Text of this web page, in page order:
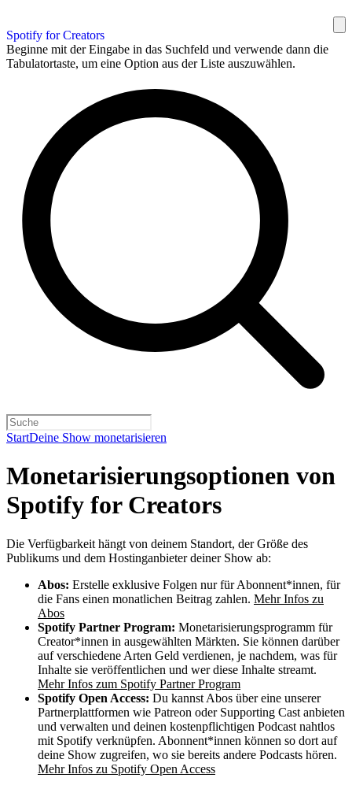
Spotify for Creators
Beginne mit der Eingabe in das Suchfeld und verwende dann die
Tabulatortaste, um eine Option aus der Liste auszuwählen.
StartDeine Show monetarisieren
Monetarisierungsoptionen von
Spotify for Creators
Die Verfügbarkeit hängt von deinem Standort, der Größe des
Publikums und dem Hostinganbieter deiner Show ab:
Abos: Erstelle exklusive Folgen nur für Abonnent*innen, für
die Fans einen monatlichen Beitrag zahlen. Mehr Infos zu
Abos
Spotify Partner Program: Monetarisierungsprogramm für
Creator*innen in ausgewählten Märkten. Sie können darüber
auf verschiedene Arten Geld verdienen, je nachdem, was für
Inhalte sie veröffentlichen und wer diese Inhalte streamt.
Mehr Infos zum Spotify Partner Program
Spotify Open Access: Du kannst Abos über eine unserer
Partnerplattformen wie Patreon oder Supporting Cast anbieten
und verwalten und deinen kostenpflichtigen Podcast nahtlos
mit Spotify verknüpfen. Abonnent*innen können so dort auf
deine Show zugreifen, wo sie bereits andere Podcasts hören.
Mehr Infos zu Spotify Open Access